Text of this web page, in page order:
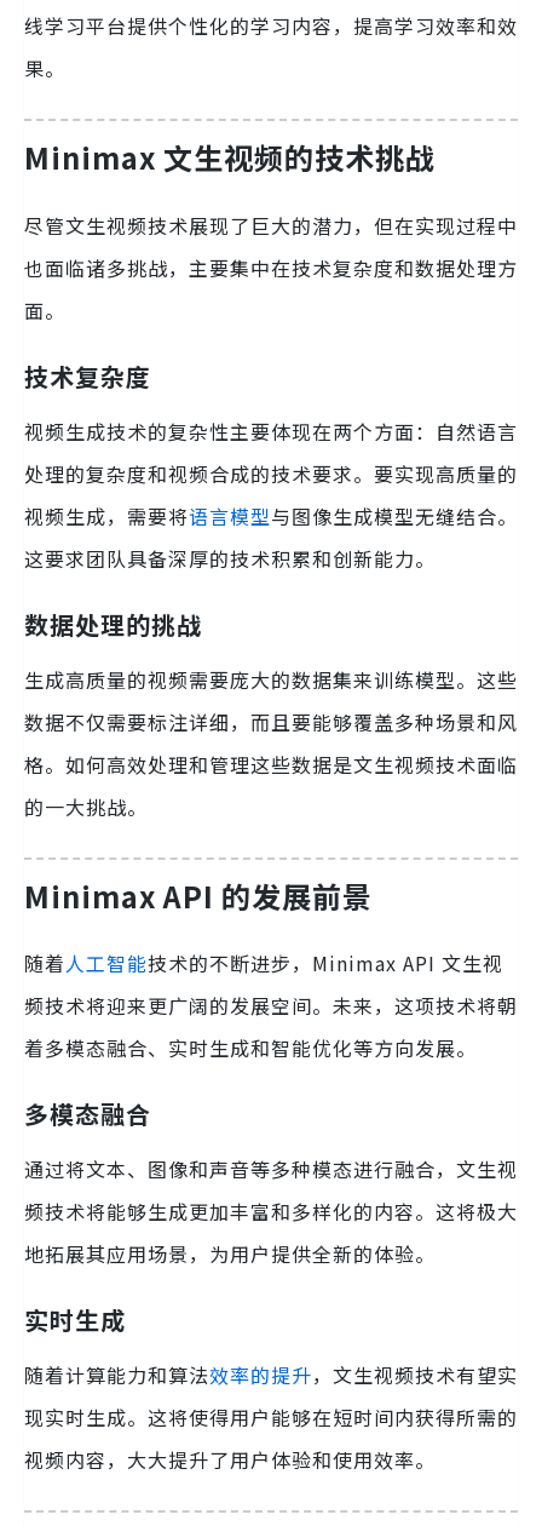
线学习平台提供个性化的学习内容，提高学习效率和效
果。
Minimax 文生视频的技术挑战
尽管文生视频技术展现了巨大的潜力，但在实现过程中
也面临诸多挑战，主要集中在技术复杂度和数据处理方
面。
技术复杂度
视频生成技术的复杂性主要体现在两个方面：自然语言
处理的复杂度和视频合成的技术要求。要实现高质量的
视频生成，需要将语言模型与图像生成模型无缝结合。
这要求团队具备深厚的技术积累和创新能力。
数据处理的挑战
生成高质量的视频需要庞大的数据集来训练模型。这些
数据不仅需要标注详细，而且要能够覆盖多种场景和风
格。如何高效处理和管理这些数据是文生视频技术面临
的一大挑战。
Minimax API 的发展前景
随着人工智能技术的不断进步，Minimax API 文生视
频技术将迎来更广阔的发展空间。未来，这项技术将朝
着多模态融合、实时生成和智能优化等方向发展。
多模态融合
通过将文本、图像和声音等多种模态进行融合，文生视
频技术将能够生成更加丰富和多样化的内容。这将极大
地拓展其应用场景，为用户提供全新的体验。
实时生成
随着计算能力和算法效率的提升，文生视频技术有望实
现实时生成。这将使得用户能够在短时间内获得所需的
视频内容，大大提升了用户体验和使用效率。